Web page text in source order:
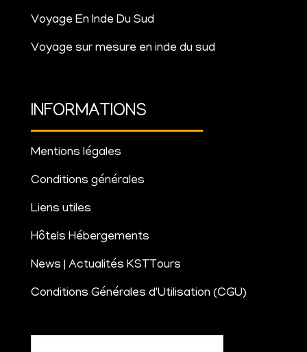
Voyage En Inde Du Sud
Voyage sur mesure en inde du sud
INFORMATIONS
Mentions légales
Conditions générales
Liens utiles
Hôtels Hébergements
News | Actualités KSTTours
Conditions Générales d'Utilisation (CGU)